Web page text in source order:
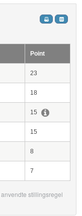
Point
23
18
15
15
8
7
stillingsregel